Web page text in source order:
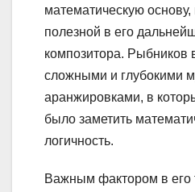
математическую основу,
полезной в его
композитора. Рыбников
сложными и глубокими
аранжировками, в
было заметить
логичность.
Важным фактором в его